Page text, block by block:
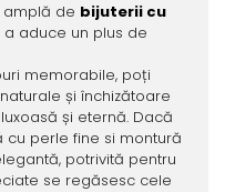
de bijuterii cu
aduce un plus de
memorabile, poți
și închizătoare
și eternă. Dacă
perle fine si montură
potrivită pentru
se regăsesc cele